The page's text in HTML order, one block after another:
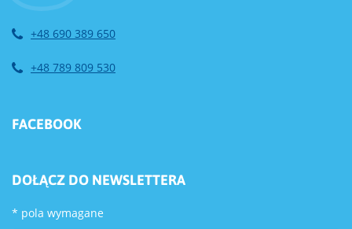
+48 690 389 650
+48 789 809 530
FACEBOOK
DOŁĄCZ DO NEWSLETTERA
* pola wymagane